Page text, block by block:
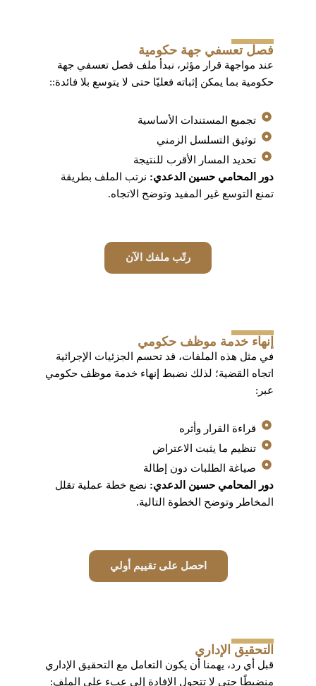
فصل تعسفي جهة حكومية
عند مواجهة قرار مؤثر، نبدأ ملف فصل تعسفي جهة
حكومية بما يمكن إثباته فعليًا حتى لا يتوسع بلا فائدة::
تجميع المستندات الأساسية
توثيق التسلسل الزمني
تحديد المسار الأقرب للنتيجة
دور المحامي حسين الدعدي: نرتب الملف بطريقة
تمنع التوسع غير المفيد وتوضح الاتجاه.
رتّب ملفك الآن
إنهاء خدمة موظف حكومي
في مثل هذه الملفات، قد تحسم الجزئيات الإجرائية
اتجاه القضية؛ لذلك نضبط إنهاء خدمة موظف حكومي
عبر:
قراءة القرار وأثره
تنظيم ما يثبت الاعتراض
صياغة الطلبات دون إطالة
دور المحامي حسين الدعدي: نضع خطة عملية تقلل
المخاطر وتوضح الخطوة التالية.
احصل على تقييم أولي
التحقيق الإداري
قبل أي رد، يهمنا أن يكون التعامل مع التحقيق الإداري
منضبطًا حتى لا تتحول الإفادة إلى عبء على الملف: